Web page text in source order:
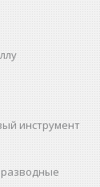
инструмент